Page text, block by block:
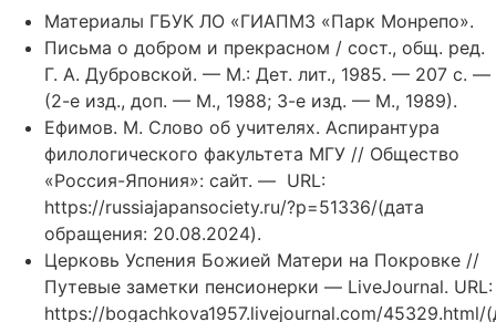
Материалы ГБУК ЛО «ГИАПМЗ «Парк Монрепо».
Письма о добром и прекрасном / сост., общ. ред.
Г. А. Дубровской. — М.: Дет. лит., 1985. — 207 с. —
(2-е изд., доп. — М., 1988; 3-е изд. — М., 1989).
Ефимов. М. Слово об учителях. Аспирантура
филологического факультета МГУ // Общество
«Россия-Япония»: сайт. — URL:
https://russiajapansociety.ru/?p=51336/(дата
обращения: 20.08.2024).
Церковь Успения Божией Матери на Покровке //
Путевые заметки пенсионерки — LiveJournal. URL:
https://bogachkova1957.livejournal.com/45329.html/